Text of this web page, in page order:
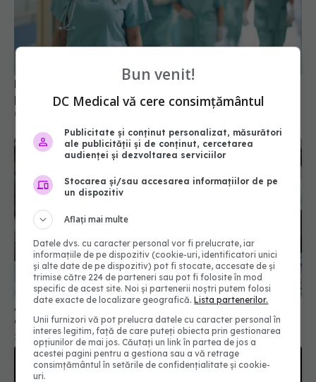
Ministerul Sănătății deblochează peste 7.600 de
07 iul 2026, 15:49
Aveți grijă ce consumați pe timp de vară. ANPC a
găsit pește alterat, mucegai și ulei degradat
24 iul 2026, 18:00
Bun venit!
DC Medical vă cere consimțământul
Publicitate și conținut personalizat, măsurători
ale publicității și de conținut, cercetarea
audienței și dezvoltarea serviciilor
Stocarea și/sau accesarea informațiilor de pe
un dispozitiv
Aflați mai multe
Datele dvs. cu caracter personal vor fi prelucrate, iar
informațiile de pe dispozitiv (cookie-uri, identificatori unici
și alte date de pe dispozitiv) pot fi stocate, accesate de și
trimise către 224 de parteneri sau pot fi folosite în mod
specific de acest site. Noi și partenerii noștri putem folosi
date exacte de localizare geografică.Lista partenerilor.
Unii furnizori vă pot prelucra datele cu caracter personal în
interes legitim, față de care puteți obiecta prin gestionarea
opțiunilor de mai jos. Căutați un link în partea de jos a
acestei pagini pentru a gestiona sau a vă retrage
consimțământul în setările de confidențialitate și cookie-
uri.